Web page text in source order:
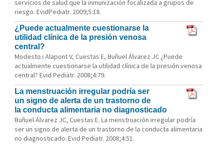
servicios de salud que la inmunización focalizada a grupos de
riesgo. EvidPediatr. 2009;5:18.
¿Puede actualmente cuestionarse la
utilidad clínica de la presión venosa
central?
Modesto.i Alapont V, Cuestas E, Buñuel Álvarez JC ¿Puede
actualmente cuestionarse la utilidad clínica de la presión venosa
central? Evid Pediatr. 2008;4:79.
La menstruación irregular podría ser
un signo de alerta de un trastorno de
la conducta alimentaria no diagnosticado
Buñuel Álvarez JC, Cuestas E. La menstruación irregular podría
ser un signo de alerta de un trastorno de la conducta alimentaria
no diagnosticado. Evid Pediatr. 2008;4:51.